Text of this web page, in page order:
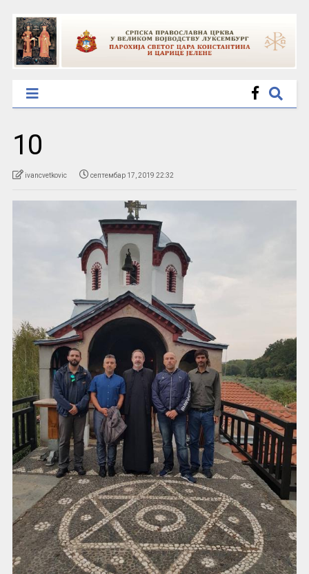
10
ivancvetkovic септембар 17, 2019 22:32